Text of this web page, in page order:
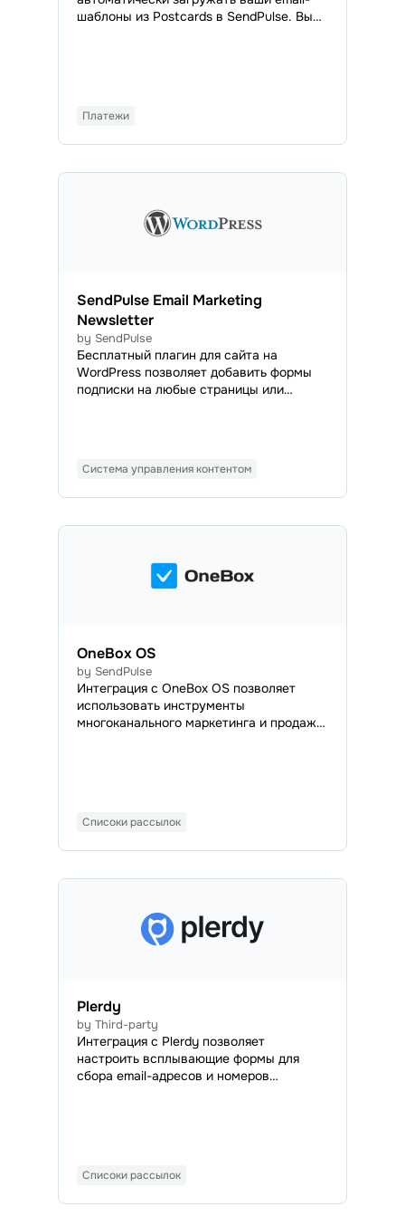
шаблоны из Postcards в SendPulse. Вы
Платежи
SendPulse Email Marketing
Newsletter
by SendPulse
Бесплатный плагин для сайта на
WordPress позволяет добавить формы
подписки на любые страницы или
транзакционные письма в любое
Система управления контентом
OneBox OS
by SendPulse
Интеграция с OneBox OS позволяет
использовать инструменты
многоканального маркетинга и продаж
эффективно планировать работу,
масшт
Списоки рассылок
Plerdy
by Third-party
Интеграция с Plerdy позволяет
настроить всплывающие формы для
сбора email-адресов и номеров
Списоки рассылок